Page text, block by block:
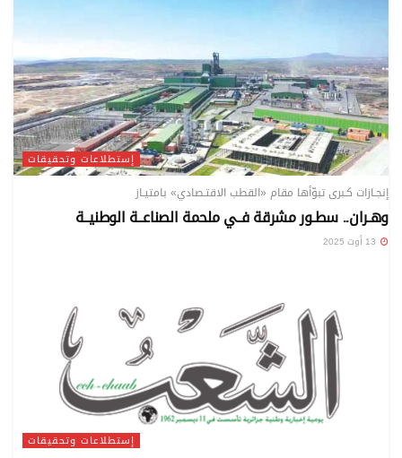
إستطلاعات وتحقيقات
إنجـازات كـبرى تبوّأها مقام «القطب الاقتـصادي» بامتيـاز
وهـران.. سطـور مشرقة فــي ملحمة الصناعــة الوطنيــة
إستطلاعات وتحقيقات